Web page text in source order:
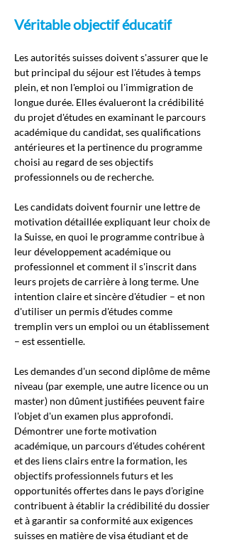
Véritable objectif éducatif
Les autorités suisses doivent s'assurer que le
but principal du séjour est l'études à temps
plein, et non l'emploi ou l'immigration de
longue durée. Elles évalueront la crédibilité
du projet d'études en examinant le parcours
académique du candidat, ses qualifications
antérieures et la pertinence du programme
choisi au regard de ses objectifs
professionnels ou de recherche.
Les candidats doivent fournir une lettre de
motivation détaillée expliquant leur choix de
la Suisse, en quoi le programme contribue à
leur développement académique ou
professionnel et comment il s'inscrit dans
leurs projets de carrière à long terme. Une
intention claire et sincère d'étudier – et non
d'utiliser un permis d'études comme
tremplin vers un emploi ou un établissement
– est essentielle.
Les demandes d'un second diplôme de même
niveau (par exemple, une autre licence ou un
master) non dûment justifiées peuvent faire
l'objet d'un examen plus approfondi.
Démontrer une forte motivation
académique, un parcours d'études cohérent
et des liens clairs entre la formation, les
objectifs professionnels futurs et les
opportunités offertes dans le pays d'origine
contribuent à établir la crédibilité du dossier
et à garantir sa conformité aux exigences
suisses en matière de visa étudiant et de